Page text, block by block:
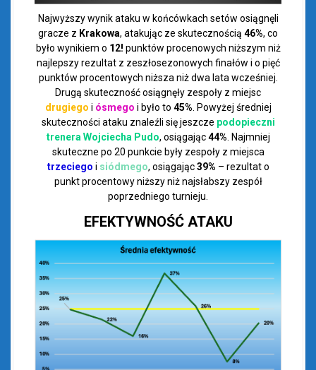
Najwyższy wynik ataku w końcówkach setów osiągnęli
gracze z Krakowa, atakując ze skutecznością 46%, co
było wynikiem o 12! punktów procenowych niższym niż
najlepszy rezultat z zeszłosezonowych finałów i o pięć
punktów procentowych niższa niż dwa lata wcześniej.
Drugą skuteczność osiągnęły zespoły z miejsc
drugiego i ósmego i było to 45% . Powyżej średniej
skuteczności ataku znaleźli się jeszcze podopieczni
trenera Wojciecha Pudo, osiągając44% . Najmniej
skuteczne po 20 punkcie były zespoły z miejsca
trzeciego i siódmego, osiągając39% – rezultat o
punkt procentowy niższy niż najsłabszy zespół
poprzedniego turnieju.
EFEKTYWNOŚĆ ATAKU